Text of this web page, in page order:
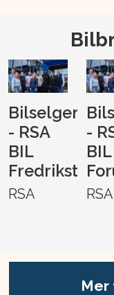
Bilselger
- RSA
BIL
Fredrikstad
RSA
-
BIL
RSA
Mer